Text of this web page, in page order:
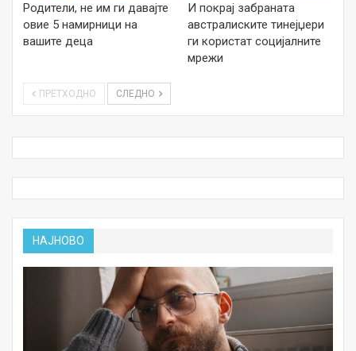
Родители, не им ги давајте
овие 5 намирници на
вашите деца
И покрај забраната
австралиските тинејџери
ги користат социјалните
мрежи
ПРЕТХОДНО СЛЕДНО
НАЈНОВО